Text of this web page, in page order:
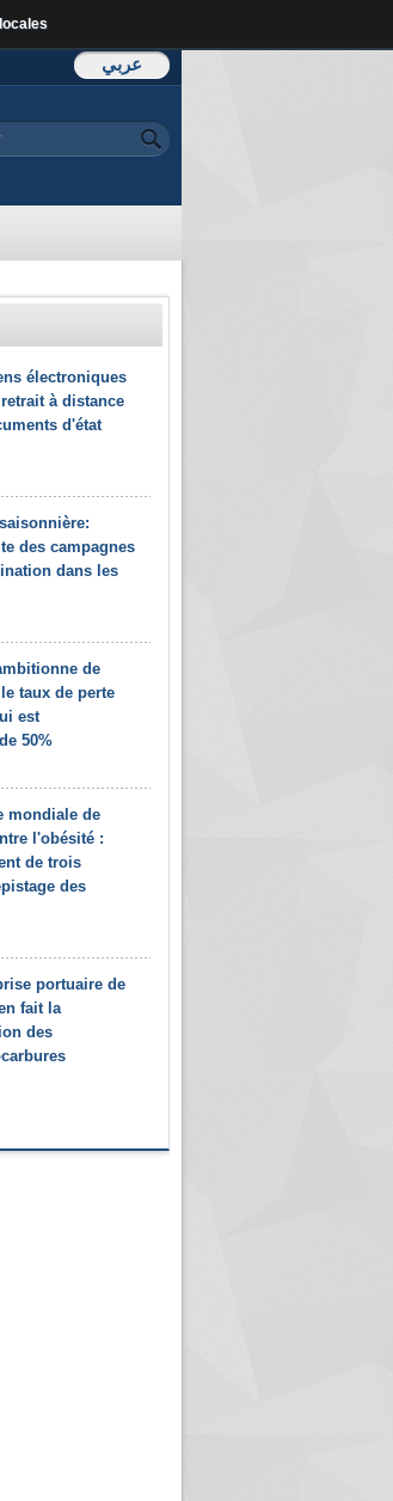
عربي
de
électroniques
à distance
d'état
des campagnes
dans les
de
taux de perte
est
50%
mondiale de
l'obésité :
de trois
des
portuaire de
fait la
des